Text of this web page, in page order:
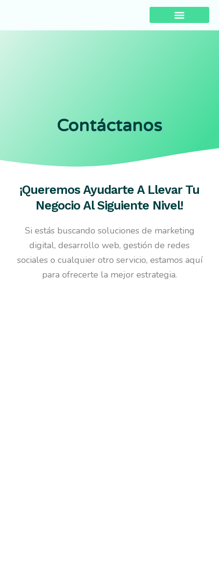
Contáctanos
¡Queremos Ayudarte A Llevar Tu
Negocio Al Siguiente Nivel!
Si estás buscando soluciones de marketing
digital, desarrollo web, gestión de redes
sociales o cualquier otro servicio, estamos aquí
para ofrecerte la mejor estrategia.